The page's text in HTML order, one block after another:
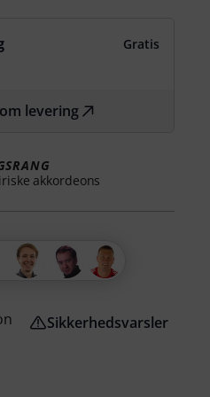
Gratis
levering
akkordeons
Sikkerhedsvarsler